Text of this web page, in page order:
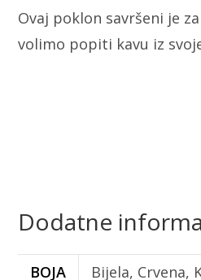
Ovaj poklon savršeni je
volimo popiti kavu iz
Dodatne
BOJA
Bijela, Crvena,